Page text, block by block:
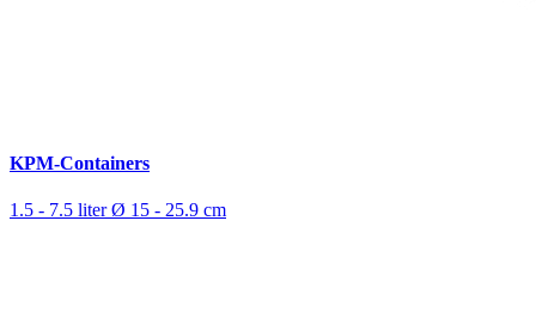
KPM-Containers
1.5 - 7.5 liter Ø 15 - 25.9 cm